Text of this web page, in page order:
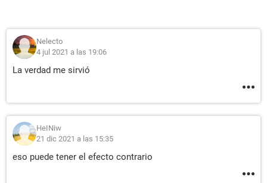
Nelecto
4 jul 2021 a las 19:06
La verdad me sirvió
HeINiw
21 dic 2021 a las 15:35
eso puede tener el efecto contrario